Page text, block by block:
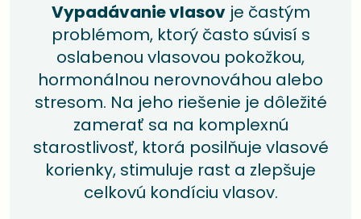
Vypadávanie vlasovje častým
problémom, ktorý často súvisí s
oslabenou vlasovou pokožkou,
hormonálnou nerovnováhou alebo
stresom. Na jeho riešenie je dôležité
zamerať sa na komplexnú
starostlivosť, ktorá posilňuje vlasové
korienky, stimuluje rast a zlepšuje
celkovú kondíciu vlasov.